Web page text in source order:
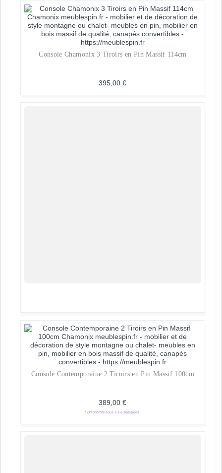
Nos magasins
était :
489,00 €.
est :
440,10 €.
Console Chamonix 3 Tiroirs en Pin Massif 114cm
395,00€
Console Contemporaine 2 Tiroirs en Pin Massif 100cm
389,00€
* Disponible sous 5 à 6 semaines